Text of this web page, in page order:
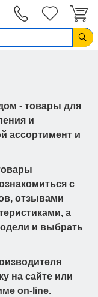
- товары для
и
ассортимент и
с
отзывами
а
и выбрать
на сайте или
on-line.